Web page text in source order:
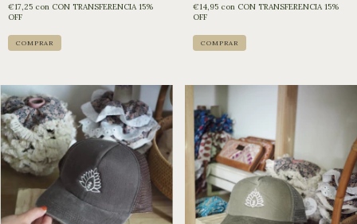
€17,25 con CON TRANSFERENCIA 15%
OFF
€14,95 con CON TRANSFERENCIA 15%
OFF